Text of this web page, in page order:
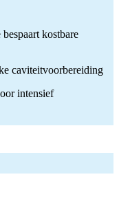
kostbare
caviteitvoorbereiding
intensief